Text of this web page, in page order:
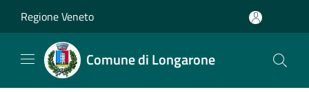
Regione Veneto
Comune di Longarone